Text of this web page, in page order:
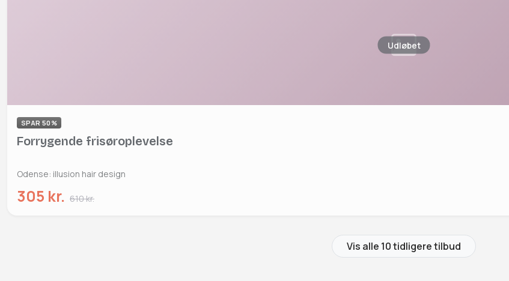
Udløbet
SPAR 50%
Forrygende frisøroplevelse
Odense: illusion hair design
305 kr. 610 kr.
Vis alle 10 tidligere tilbud